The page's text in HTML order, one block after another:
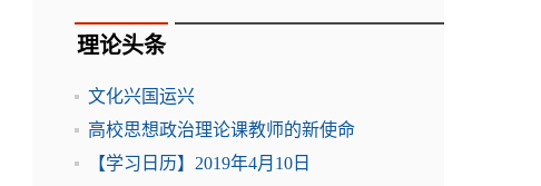
理论头条
文化兴国运兴
高校思想政治理论课教师的新使命
【学习日历】2019年4月10日